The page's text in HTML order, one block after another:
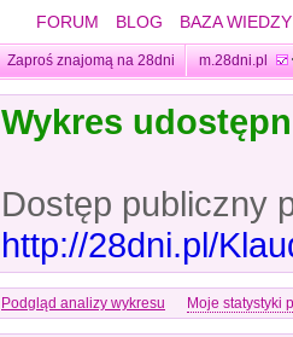
FORUM BLOG BAZA WIEDZY
Zaproś znajomą na 28dni m.28dni.pl
Wykres
Dostęp publiczny
http://28dni.pl/
Podgląd analizy wykresu Moje statystyki